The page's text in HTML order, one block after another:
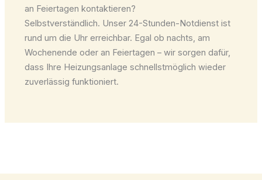
an Feiertagen kontaktieren?
Selbstverständlich. Unser 24-Stunden-Notdienst ist
rund um die Uhr erreichbar. Egal ob nachts, am
Wochenende oder an Feiertagen – wir sorgen dafür,
dass Ihre Heizungsanlage schnellstmöglich wieder
zuverlässig funktioniert.